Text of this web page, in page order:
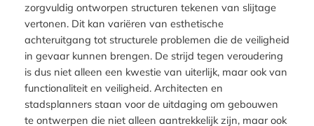
zorgvuldig ontworpen structuren tekenen van slijtage
vertonen. Dit kan variëren van esthetische
achteruitgang tot structurele problemen die de veiligheid
in gevaar kunnen brengen. De strijd tegen veroudering
is dus niet alleen een kwestie van uiterlijk, maar ook van
functionaliteit en veiligheid. Architecten en
stadsplanners staan voor de uitdaging om gebouwen
te ontwerpen die niet alleen aantrekkelijk zijn, maar ook